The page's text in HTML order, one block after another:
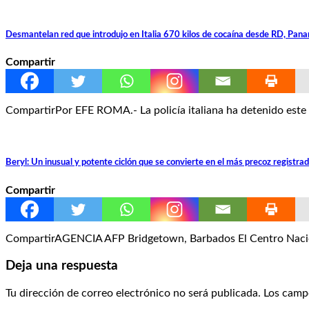
Desmantelan red que introdujo en Italia 670 kilos de cocaína desde RD,
Compartir
CompartirPor EFE ROMA.- La policía italiana ha detenido
Beryl: Un inusual y potente ciclón que se convierte en el más precoz
Compartir
CompartirAGENCIA AFP Bridgetown, Barbados El Centro
Deja una respuesta
Tu dirección de correo electrónico no será publicada. Los